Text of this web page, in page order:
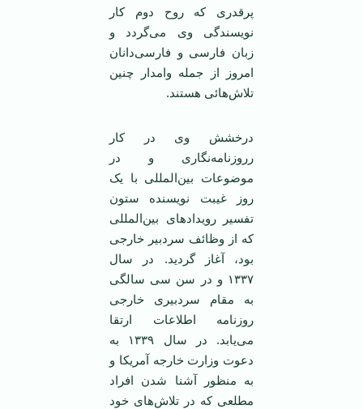
پرقدری که روح دوم کار
نویسندگی وی می‌گردد و
زبان فارسی و فارسی‌دانان
امروز از جمله وامدار چنین
تلاش‌هائی هستند.
درخشش وی در کار
رروزنامه‌نگاری و در
موضوعات بین‌المللی با یک
روز غیبت نویسنده ستون
تفسیر رویدادهای بین‌المللی
که از وظائف سردبیر خارجی
بود، آغاز گردید. در سال
۱۳۳۷ و در سن سی سالگی
به مقام سردبیری خارجی
روزنامه اطلاعات ارتقا
می‌یابد. در سال ۱۳۳۹ به
دعوت وزارت خارجه آمریکا و
به منظور آشنا شدن افراد
مطلعی که در تلاش‌های خود